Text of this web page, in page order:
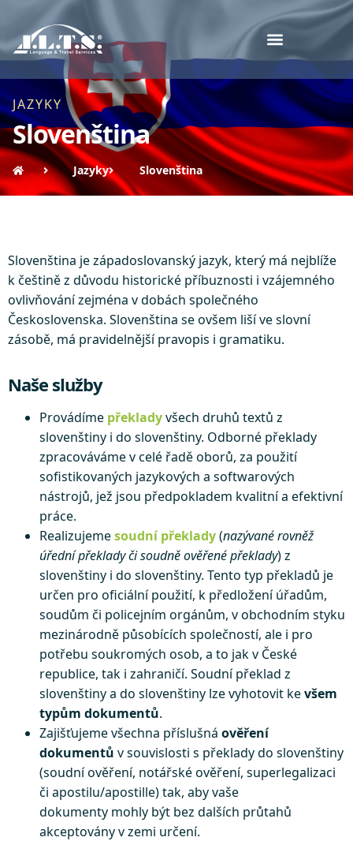
JAZYKY
Slovenština
Jazyky Slovenština
Slovenština je západoslovanský jazyk, který má nejblíže
k češtině z důvodu historické příbuznosti i vzájemného
ovlivňování zejména v dobách společného
Československa. Slovenština se ovšem liší ve slovní
zásobě, má pravidelnější pravopis i gramatiku.
Naše služby
Provádíme překladyvšech druhů textů z
slovenštiny i do slovenštiny. Odborné překlady
zpracováváme v celé řadě oborů, za použití
sofistikovaných jazykových a softwarových
nástrojů, jež jsou předpokladem kvalitní a efektivní
práce.
Realizujemesoudní překlady(nazývané rovněž
úřední překlady či soudně ověřené překlady) z
slovenštiny i do slovenštiny. Tento typ překladů je
určen pro oficiální použití, k předložení úřadům,
soudům či policejním orgánům, v obchodním styku
mezinárodně působících společností, ale i pro
potřebu soukromých osob, a to jak v České
republice, tak i zahraničí. Soudní překlad z
slovenštiny a do slovenštiny lze vyhotovit kevšem
typům dokumentů.
Zajišťujeme všechna příslušná ověření
dokumentů v souvislosti s překlady do slovenštiny
(soudní ověření, notářské ověření, superlegalizaci
či apostilu/apostille) tak, aby vaše
dokumenty mohly být bez dalších průtahů
akceptovány v zemi určení.